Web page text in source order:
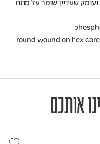
שעדיין שומר על מתח
אותכם